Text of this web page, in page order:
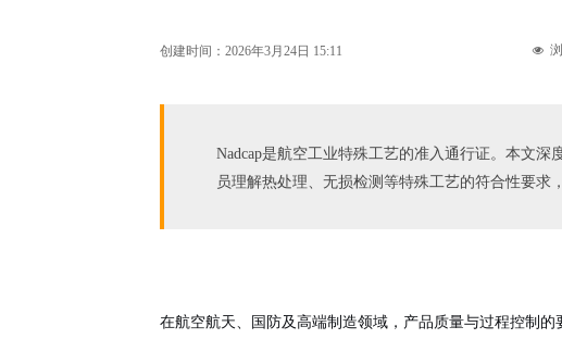
在航空航天、国防及高端制造领域，产品质量与过程控制的
넶
创建时间： 2026年3月24日 15:11
Nadcap是航空工业特殊工艺的准入通行证。本文
员理解热处理、无损检测等特殊工艺的符合性要求